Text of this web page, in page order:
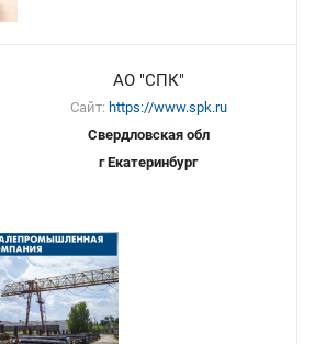
АО "СПК"
Сайт: https://www.spk.ru
Свердловская обл
г Екатеринбург